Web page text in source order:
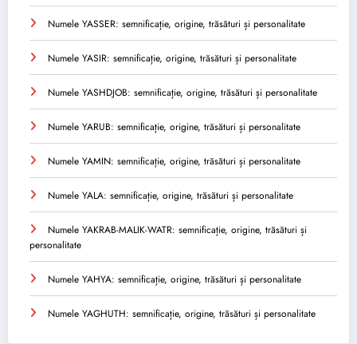
Numele YASSER: semnificație, origine, trăsături și personalitate
Numele YASIR: semnificație, origine, trăsături și personalitate
Numele YASHDJOB: semnificație, origine, trăsături și personalitate
Numele YARUB: semnificație, origine, trăsături și personalitate
Numele YAMIN: semnificație, origine, trăsături și personalitate
Numele YALA: semnificație, origine, trăsături și personalitate
Numele YAKRAB-MALIK-WATR: semnificație, origine, trăsături și
personalitate
Numele YAHYA: semnificație, origine, trăsături și personalitate
Numele YAGHUTH: semnificație, origine, trăsături și personalitate